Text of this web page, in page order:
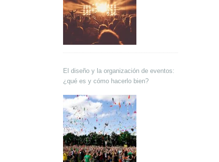
El diseño y la organización de eventos:
¿qué es y cómo hacerlo bien?